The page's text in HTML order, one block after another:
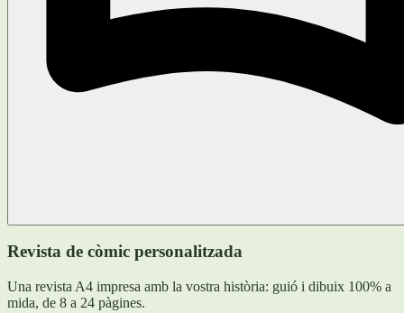
Revista de còmic personalitzada
Una revista A4 impresa amb la vostra història: guió i dibuix 100% a
mida, de 8 a 24 pàgines.